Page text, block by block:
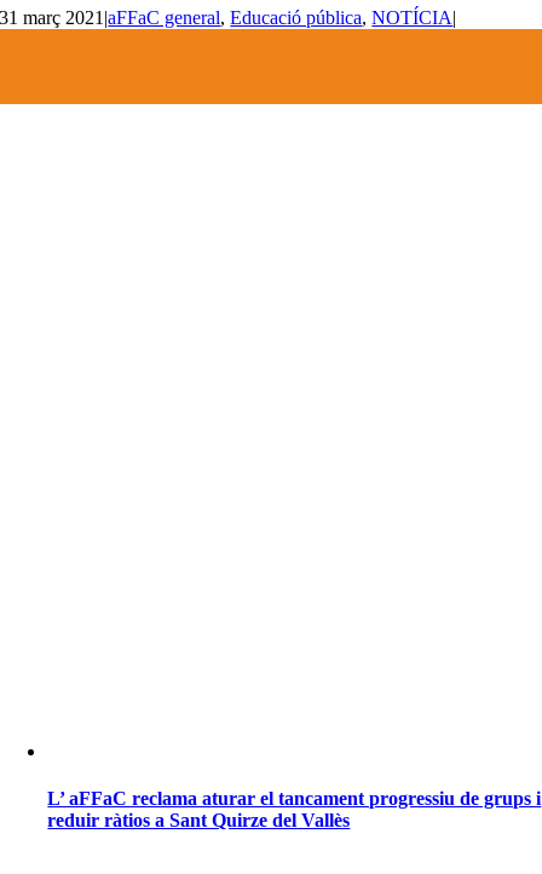
31 març 2021 |aFFaC general,Educació pública,NOTÍCIA|
L’ aFFaC reclama aturar el tancament progressiu de grups i
reduir ràtios a Sant Quirze del Vallès